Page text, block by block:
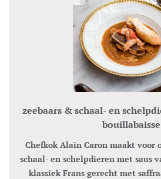
zeebaars & schaal- en
bouillabaisse
Chefkok Alain Caron maakt voor ons een zeebaars en
schaal- en schelpdieren met saus
klassiek Frans gerecht met